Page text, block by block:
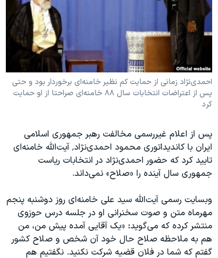
فرهنگ و زندگی
حقوق شهروندی
علم و فناوری
اسرائیل در جنگ
گالری عکس
انتخابات ریاست جمهوری آمریکا ۲۰۲۴
حمله جمهوری اسلامی به اسرائیل
رمز مهسا
ورزش زنان در ایران
اعتراضات زن، زندگی، آزادی
تریبونال مردمی آبان ۹۸
دادگاه حمید نوری
چهل سال گروگان‌گیری
اعتراضات مردمی آبان ۹۸
اسرائیل در جنگ
نرگس محمدی برنده جایزه نوبل صلح
همایش محافظه‌کاران آمریکا «سی‌پک»
دنبال کنید
زبانهای مختلف
احمدی‌نژاد زمانی از حمایت کم نظیر خامنه‌ای برخوردار بود و حتی
پس از اعتراضات انتخابات سال ۸۸ خامنه‌ای صراحتا از او حمایت
کرد
پس از اعلام غیررسمی مخالفت رهبر جمهوری اسلامی
ایران با کاندیداتوری محمود احمدی‌نژاد٬ آیت‌الله خامنه‌ای
تایید کرد که حضور احمدی‌نژاد در انتخابات ریاست
جمهوری سال آینده را «صلاح» نمی‌داند.
وبسایت رسمی آیت‌الله سید علی خامنه‌ای روز دوشنبه پنجم
مهرماه متن و صوت سخنرانی او در جلسه‌ درس حوزوی
منتشر کرده که می‌گوید: «یک آقایی آمده پیش من، من
هم به ملاحظه‌ صلاح حال خود آن شخص و صلاح کشور
گفتم که شما در فلان قضیه شرکت نکنید. نگفتیم هم